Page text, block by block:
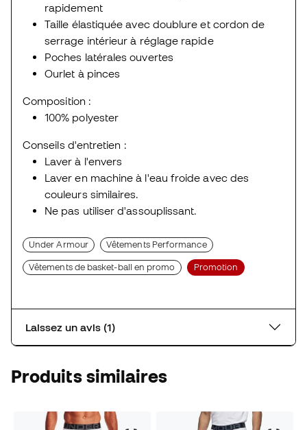
rapidement
Taille élastiquée avec doublure et cordon de
serrage intérieur à réglage rapide
Poches latérales ouvertes
Ourlet à pinces
Composition :
100% polyester
Conseils d'entretien :
Laver à l'envers
Laver en machine à l'eau froide avec des
couleurs similaires.
Ne pas utiliser d'assouplissant.
Under Armour Vêtements Performance
Vêtements de basket-ball en promo Promotion
Laissez un avis (1)
Produits similaires